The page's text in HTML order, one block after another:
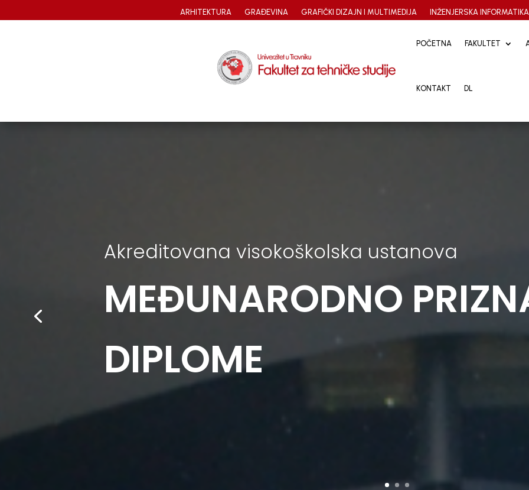
ARHITEKTURA GRAĐEVINA GRAFIČKI DIZAJN I MULTIMEDIJA INŽENJERSKA INFORMATIKA
POČETNA FAKULTET
KONTAKT DL
POČETNA FAKULTET
KONTAKT DL
Akreditovana visokoškolska ustanova
MEĐUNARODNO
DIPLOME